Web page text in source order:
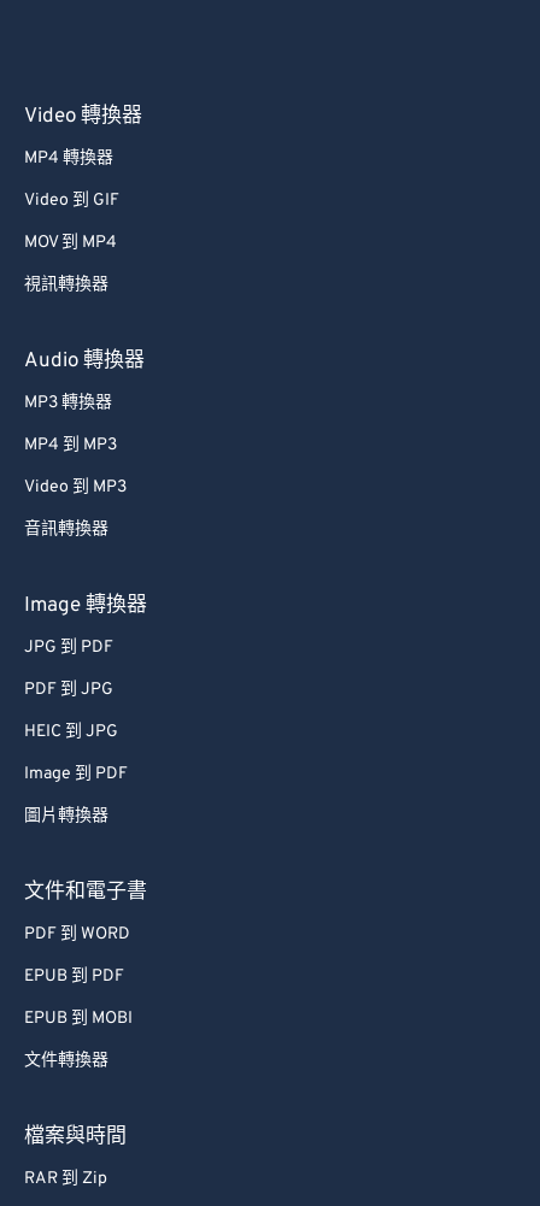
Video 轉換器
MP4 轉換器
Video 到 GIF
MOV 到 MP4
視訊轉換器
Audio 轉換器
MP3 轉換器
MP4 到 MP3
Video 到 MP3
音訊轉換器
Image 轉換器
JPG 到 PDF
PDF 到 JPG
HEIC 到 JPG
Image 到 PDF
圖片轉換器
文件和電子書
PDF 到 WORD
EPUB 到 PDF
EPUB 到 MOBI
文件轉換器
檔案與時間
RAR 到 Zip